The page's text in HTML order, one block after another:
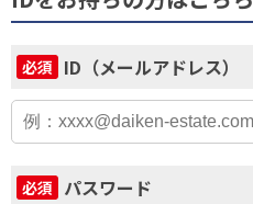
必須 ID（メールアドレス）
必須 パスワード